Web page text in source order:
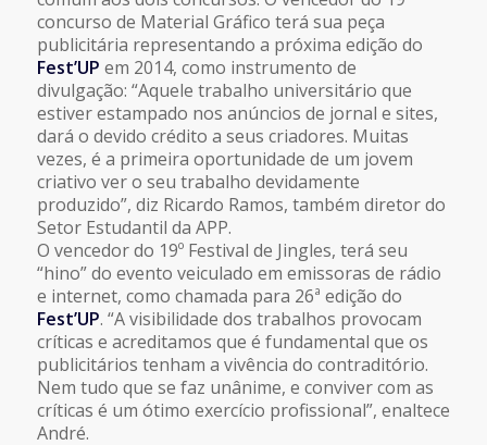
concurso de Material Gráfico terá sua peça
publicitária representando a próxima edição do
Fest’UP em 2014, como instrumento de
divulgação: “Aquele trabalho universitário que
estiver estampado nos anúncios de jornal e sites,
dará o devido crédito a seus criadores. Muitas
vezes, é a primeira oportunidade de um jovem
criativo ver o seu trabalho devidamente
produzido”, diz Ricardo Ramos, também diretor do
Setor Estudantil da APP.
O vencedor do 19º Festival de Jingles, terá seu
“hino” do evento veiculado em emissoras de rádio
e internet, como chamada para 26ª edição do
Fest’UP. “A visibilidade dos trabalhos provocam
críticas e acreditamos que é fundamental que os
publicitários tenham a vivência do contraditório.
Nem tudo que se faz unânime, e conviver com as
críticas é um ótimo exercício profissional”, enaltece
André.